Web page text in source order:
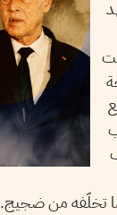
تخلّفه من ضجيج.